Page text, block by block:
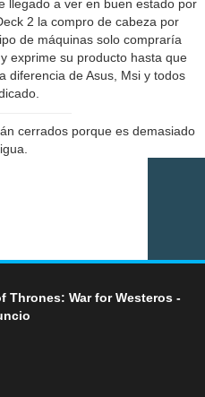
llegado a ver en buen estado por
2 la compro de cabeza por
de máquinas solo compraría
exprime su producto hasta que
diferencia de Asus, Msi y todos
cerrados porque es demasiado
Thrones: War for Westeros -